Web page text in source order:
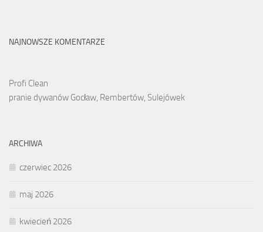
NAJNOWSZE KOMENTARZE
Profi Clean
pranie dywanów Gocław, Rembertów, Sulejówek
ARCHIWA
czerwiec 2026
maj 2026
kwiecień 2026